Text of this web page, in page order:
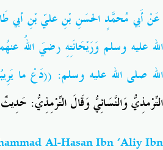
عَنْ أَبي مُحمَّدٍ الحسَنِ بْنِ عليّ بْنِ أبي
الله عليه وسلم وَرَيْحَانَتِهِ رضيَ
الله صلى الله عليه وسلم: ((دَعْ ما
التِّرْمذِيُّ وَالنَّسَائِيُّ وَقَالَ التِّرْمِذِيُّ:
Al-Hasan Ibn ‘Aliy Ibn